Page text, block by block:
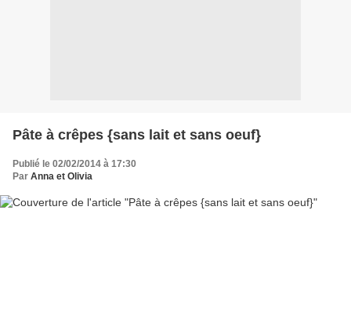
Pâte à crêpes {sans lait et sans oeuf}
Publié le 02/02/2014 à 17:30
Par Anna et Olivia